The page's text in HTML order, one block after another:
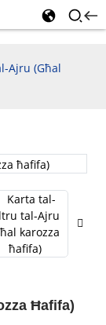
Ajru (għal
Ħafifa)